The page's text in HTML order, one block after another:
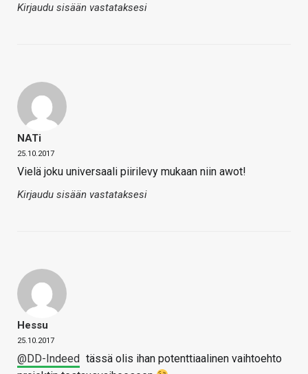
Kirjaudu sisään vastataksesi
NATi
25.10.2017
Vielä joku universaali piirilevy mukaan niin awot!
Kirjaudu sisään vastataksesi
Hessu
25.10.2017
@DD-Indeed tässä olis ihan potenttiaalinen vaihtoehto